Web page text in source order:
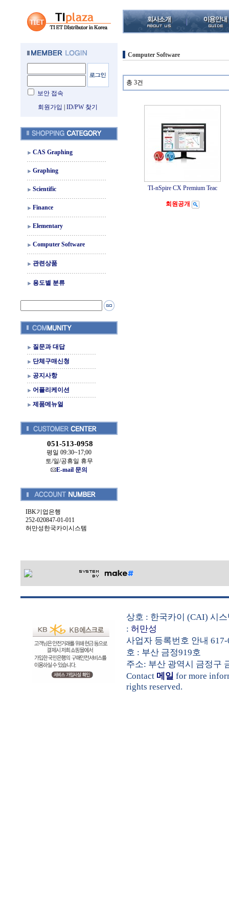
보안 접속
회원가입
ID/PW 찾기
CAS Graphing
Graphing
Scientific
Finance
Elementary
Computer Software
관련상품
용도별 분류
질문과 대답
단체구매신청
공지사항
어플리케이션
제품메뉴얼
051-513-0958
평일 09:30~17;00
토/일/공휴일 휴무
E-mail 문의
IBK기업은행
252-020847-01-011
허만성한국카이시스템
Computer Software
총 3건
TI-nSpire CX Premium Teac
회원공개
상호 : 한국카이 (CAI) 시
: 허만성
사업자 등록번호 안내
호 : 부산 금정919호
주소: 부산 광역시 금정구
Contact 메일 for more
rights reserved.